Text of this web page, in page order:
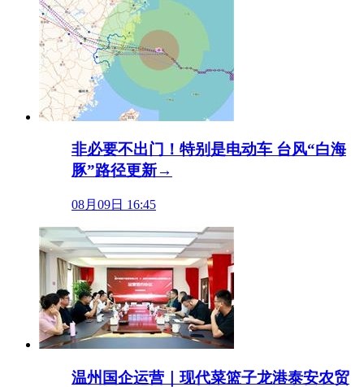
非必要不出门！特别是电动车 台风“白海
豚”路径更新→
08月09日 16:45
温州国企运营｜现代菜篮子龙港泰安农贸